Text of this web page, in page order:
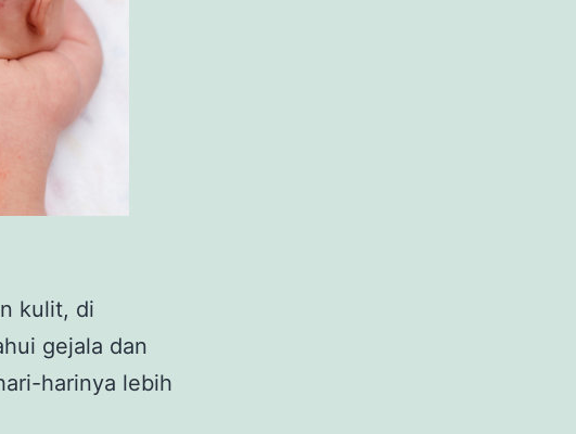
kulit, di
gejala dan
harinya lebih